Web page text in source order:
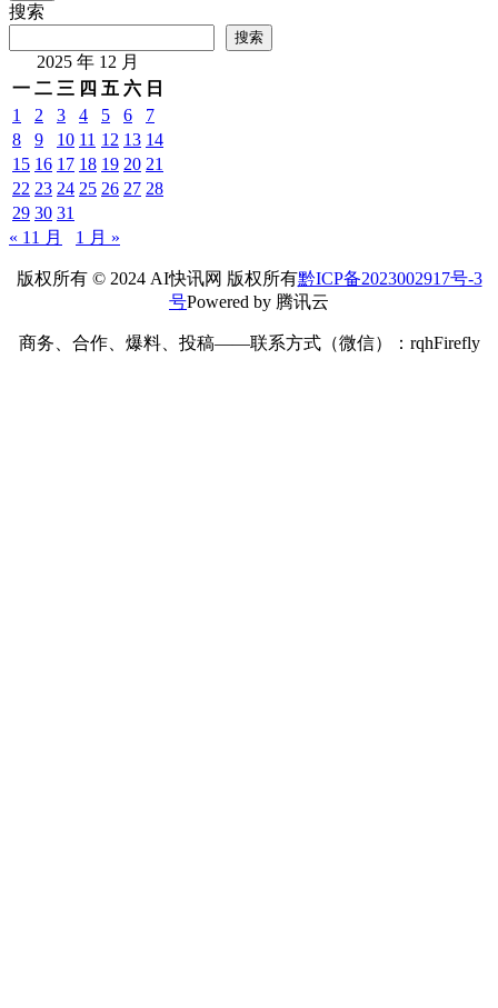
搜索
搜索
2025 年 12 月
一 二 三 四 五 六 日
1
2 3 4 5 6
7
8
9 10 11 12 13 14
15 16 17 18 19 20 21
22 23 24 25 26 27 28
29 30 31
« 11 月
1 月 »
版权所有 © 2024 AI快讯网 版权所有黔ICP备2023002917号-3
号Powered by 腾讯云
商务、合作、爆料、投稿——联系方式（微信）：rqhFirefly